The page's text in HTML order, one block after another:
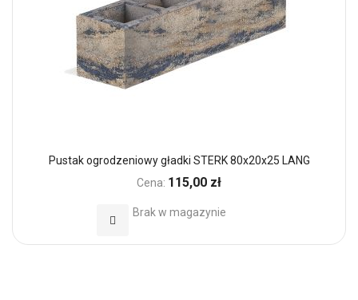
Pustak ogrodzeniowy gładki STERK 80x20x25 LANG
Cena: 115,00 zł
Brak w magazynie
Dodaj do Ulubionych